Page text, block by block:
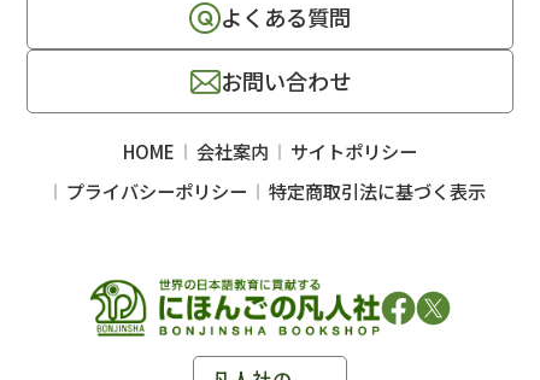
よくある質問
お問い合わせ
HOME 会社案内
サイトポリシー
プライバシーポリシー
特定商取引法に基づく表示